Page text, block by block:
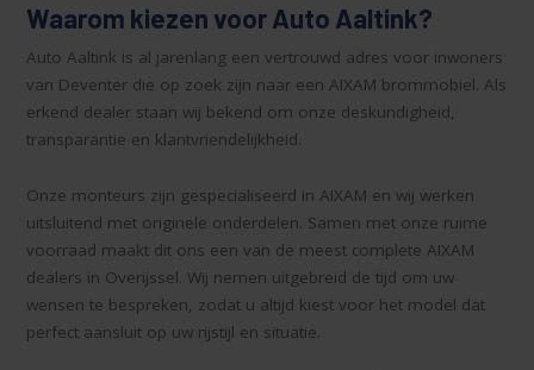
Waarom kiezen voor Auto Aaltink?
Auto Aaltink is al jarenlang een vertrouwd adres voor inwoners
van Deventer die op zoek zijn naar een AIXAM brommobiel. Als
erkend dealer staan wij bekend om onze deskundigheid,
transparantie en klantvriendelijkheid.
Onze monteurs zijn gespecialiseerd in AIXAM en wij werken
uitsluitend met originele onderdelen. Samen met onze ruime
voorraad maakt dit ons een van de meest complete AIXAM
dealers in Overijssel. Wij nemen uitgebreid de tijd om uw
wensen te bespreken, zodat u altijd kiest voor het model dat
perfect aansluit op uw rijstijl en situatie.